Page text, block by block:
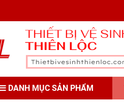
DANH MỤC SẢN PHẨM